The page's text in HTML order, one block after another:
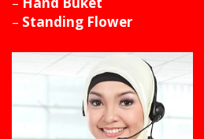
– Standing Flower